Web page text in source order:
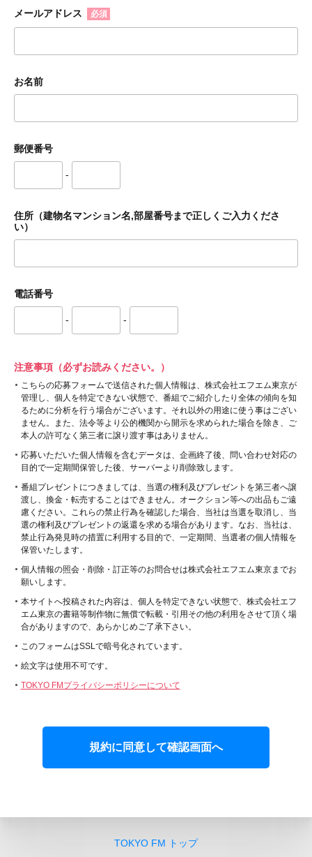
メールアドレス 必須
お名前
郵便番号
-
住所（建物名マンション名,部屋番号まで正しくご入力くださ
い）
電話番号
- -
注意事項（必ずお読みください。）
こちらの応募フォームで送信された個人情報は、株式会社エフエム東京が
管理し、個人を特定できない状態で、番組でご紹介したり全体の傾向を知
るために分析を行う場合がございます。それ以外の用途に使う事はござい
ません。また、法令等より公的機関から開示を求められた場合を除き、ご
本人の許可なく第三者に譲り渡す事はありません。
応募いただいた個人情報を含むデータは、企画終了後、問い合わせ対応の
目的で一定期間保管した後、サーバーより削除致します。
番組プレゼントにつきましては、当選の権利及びプレゼントを第三者へ譲
渡し、換金・転売することはできません。オークション等への出品もご遠
慮ください。これらの禁止行為を確認した場合、当社は当選を取消し、当
選の権利及びプレゼントの返還を求める場合があります。なお、当社は、
禁止行為発見時の措置に利用する目的で、一定期間、当選者の個人情報を
保管いたします。
個人情報の照会・削除・訂正等のお問合せは株式会社エフエム東京までお
願いします。
本サイトへ投稿された内容は、個人を特定できない状態で、株式会社エフ
エム東京の書籍等制作物に無償で転載・引用その他の利用をさせて頂く場
合がありますので、あらかじめご了承下さい。
このフォームはSSLで暗号化されています。
絵文字は使用不可です。
TOKYO FMプライバシーポリシーについて
TOKYO FM トップ